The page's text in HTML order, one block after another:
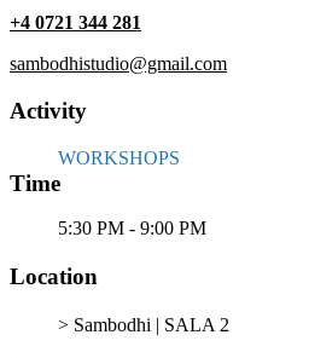
+4 0721 344 281
sambodhistudio@gmail.com
Activity
WORKSHOPS
Time
5:30 PM - 9:00 PM
Location
> Sambodhi | SALA 2